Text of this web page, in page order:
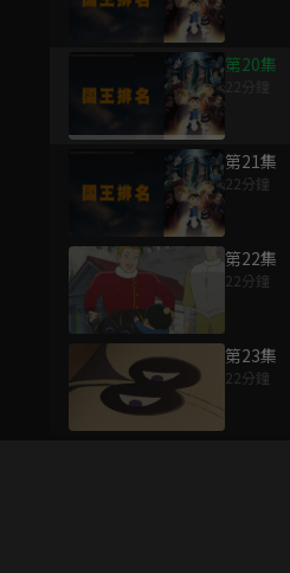
第20集
第21集
22分鐘
第22集
22分鐘
第23集
22分鐘